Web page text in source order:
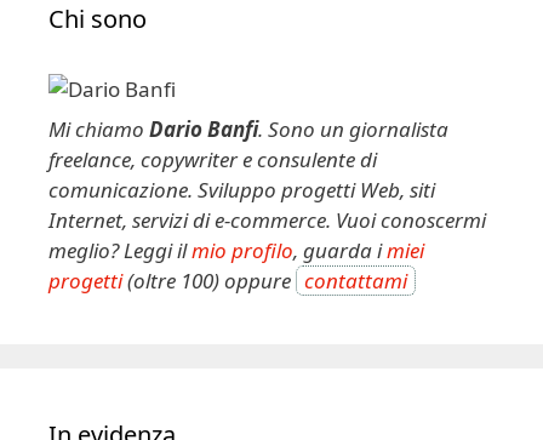
Chi sono
Mi chiamo Dario Banfi. Sono un giornalista
freelance, copywriter e consulente di
comunicazione. Sviluppo progetti Web, siti
Internet, servizi di e-commerce. Vuoi conoscermi
meglio? Leggi ilmio profilo, guarda imiei
progetti(oltre 100) oppure contattami